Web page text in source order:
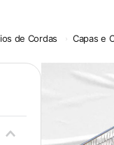
de Cordas Capas e